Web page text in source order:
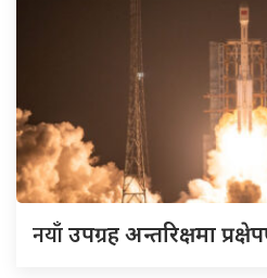
नयाँउपग्रह अन्तरिक्षमा